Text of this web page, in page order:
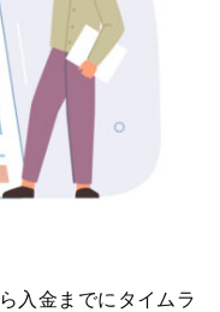
入金までにタイムラ